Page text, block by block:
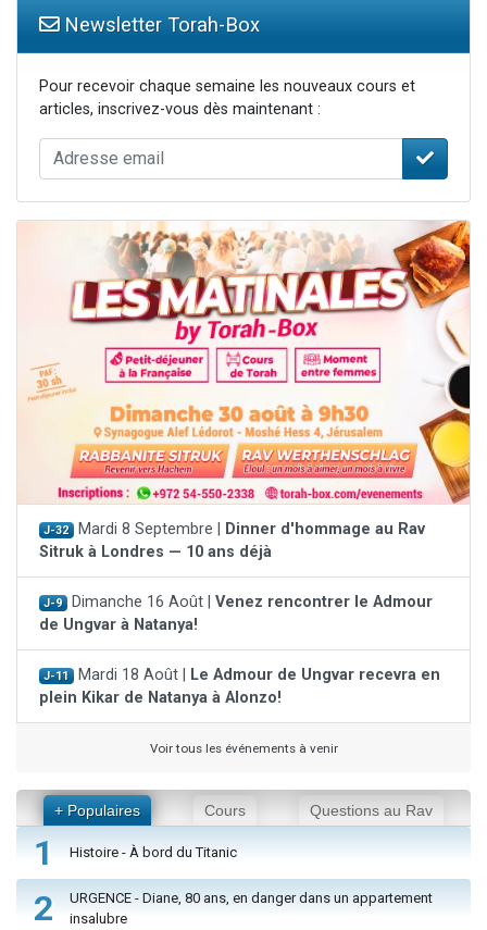
Newsletter Torah-Box
Pour recevoir chaque semaine les nouveaux cours et
articles, inscrivez-vous dès maintenant :
J-32 Mardi 8 Septembre |
Dinner d'hommage au Rav
Sitruk à Londres — 10 ans déjà
J-9 Dimanche 16 Août | Venez rencontrer le Admour
de Ungvar à Natanya!
J-11 Mardi 18 Août |
Le Admour de Ungvar recevra en
plein Kikar de Natanya à Alonzo!
Voir tous les événements à venir
+ Populaires Cours Questions au Rav
1 Histoire - À bord du Titanic
2
URGENCE - Diane, 80 ans, en danger dans un appartement
insalubre